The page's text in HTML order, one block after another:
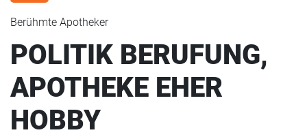
Berühmte Apotheker
POLITIK BERUFUNG,
APOTHEKE EHER
HOBBY